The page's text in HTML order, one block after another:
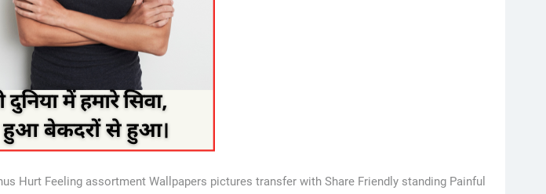
Hurt Feeling assortment Wallpapers pictures transfer with Share Friendly standing Painful